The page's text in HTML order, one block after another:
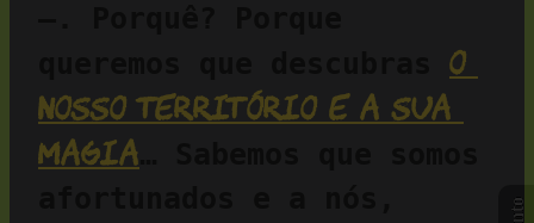
o
nosso território e a sua
magia